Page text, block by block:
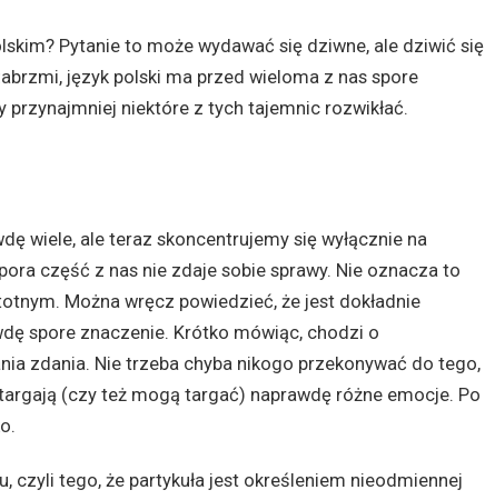
Pytanie to może wydawać się dziwne, ale dziwić się
język polski ma przed wieloma z nas spore
przynajmniej niektóre z tych tajemnic rozwikłać.
wiele, ale teraz skoncentrujemy się wyłącznie na
część z nas nie zdaje sobie sprawy. Nie oznacza to
Można wręcz powiedzieć, że jest dokładnie
spore znaczenie. Krótko mówiąc, chodzi o
zdania. Nie trzeba chyba nikogo przekonywać do tego,
(czy też mogą targać) naprawdę różne emocje. Po
czyli tego, że partykuła jest określeniem nieodmiennej